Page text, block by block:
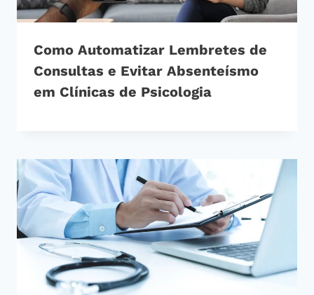
Como Automatizar Lembretes de
Consultas e Evitar Absenteísmo
em Clínicas de Psicologia